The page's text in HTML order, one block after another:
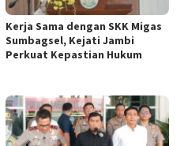
Kerja Sama dengan SKK Migas
Sumbagsel, Kejati Jambi
Perkuat Kepastian Hukum